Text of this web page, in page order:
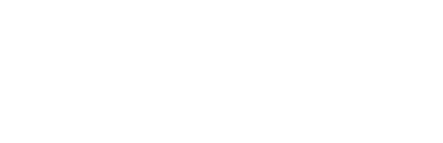
несколько файлов
macOS